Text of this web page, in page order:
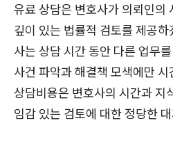
유료 상담은 변호사가 의뢰인의
깊이 있는 법률적 검토를 제공
사는 상담 시간 동안 다른 업무
사건 파악과 해결책 모색에만
상담비용은 변호사의 시간과 지
임감 있는 검토에 대한 정당한